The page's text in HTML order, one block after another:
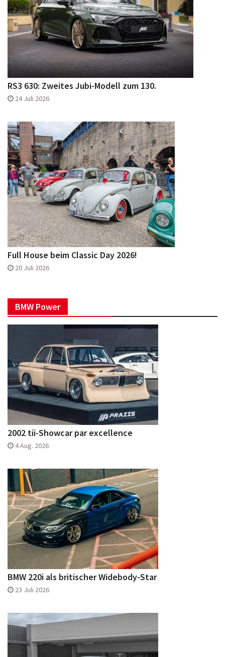
RS3 630: Zweites Jubi-Modell zum 130.
24 Juli 2026
Full House beim Classic Day 2026!
20 Juli 2026
BMW Power
2002 tii-Showcar par excellence
4 Aug. 2026
BMW 220i als britischer Widebody-Star
23 Juli 2026